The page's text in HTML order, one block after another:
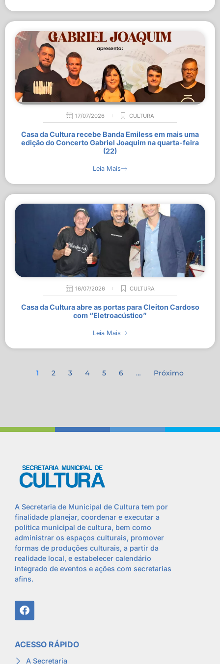
17/07/2026 CULTURA
Casa da Cultura recebe Banda Emiless em mais uma
edição do Concerto Gabriel Joaquim na quarta-feira
(22)
Leia Mais
16/07/2026 CULTURA
Casa da Cultura abre as portas para Cleiton Cardoso
com “Eletroacústico”
Leia Mais
1 2 3 4 5 6 … Próximo
A Secretaria de Municipal de Cultura tem por
finalidade planejar, coordenar e executar a
política municipal de cultura, bem como
administrar os espaços culturais, promover
formas de produções culturais, a partir da
realidade local, e estabelecer calendário
integrado de eventos e ações com secretarias
afins.
ACESSO RÁPIDO
A Secretaria